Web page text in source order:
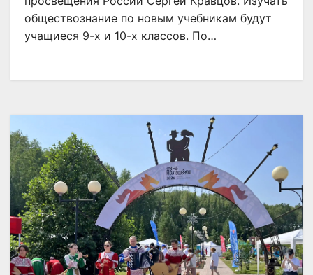
обществознание по новым учебникам будут
учащиеся 9-х и 10-х классов. По…